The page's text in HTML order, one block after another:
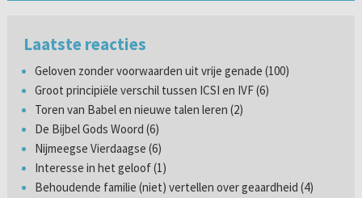
Laatste reacties
Geloven zonder voorwaarden uit vrije genade (100)
Groot principiële verschil tussen ICSI en IVF (6)
Toren van Babel en nieuwe talen leren (2)
De Bijbel Gods Woord (6)
Nijmeegse Vierdaagse (6)
Interesse in het geloof (1)
Behoudende familie (niet) vertellen over geaardheid (4)